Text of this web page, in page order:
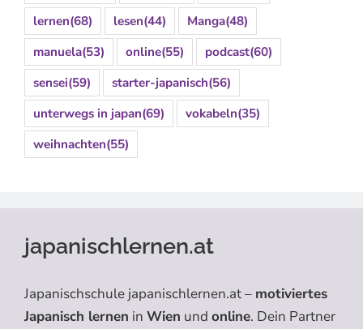
lernen(68) lesen(44) Manga(48)
manuela(53) online(55) podcast(60)
sensei(59) starter-japanisch(56)
unterwegs in japan(69) vokabeln(35)
weihnachten(55)
japanischlernen.at
Japanischschule japanischlernen.at – motiviertes
Japanisch lernen in Wien und online. Dein Partner